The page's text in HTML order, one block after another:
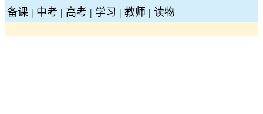
备课 | 中考 | 高考 | 学习 | 教师 | 读物